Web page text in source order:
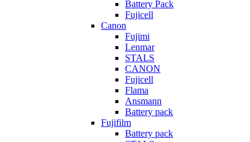
Battery Pack
Fujicell
Canon
Fujimi
Lenmar
STALS
CANON
Fujicell
Flama
Ansmann
Battery pack
Fujifilm
Battery pack